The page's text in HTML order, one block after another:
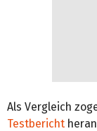
Als Vergleich
Testbericht